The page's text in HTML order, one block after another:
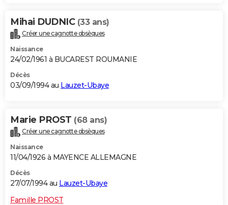
Mihai DUDNIC (33 ans)
Créer une cagnotte obsèques
Naissance
24/02/1961 à BUCAREST ROUMANIE
Décès
03/09/1994 au Lauzet-Ubaye
Marie PROST (68 ans)
Créer une cagnotte obsèques
Naissance
11/04/1926 à MAYENCE ALLEMAGNE
Décès
27/07/1994 au Lauzet-Ubaye
Famille PROST